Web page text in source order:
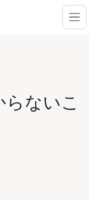
ないこ